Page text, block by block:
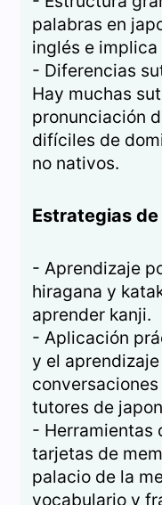
palabras en
inglés e
- Diferencias
Hay muchas
pronunciación
difíciles de
no nativos.
Estrategias
- Aprendizaje
hiragana y
aprender kanji.
- Aplicación
y el
tutores de
- Herramientas
tarjetas de
palacio de la
vocabulario y